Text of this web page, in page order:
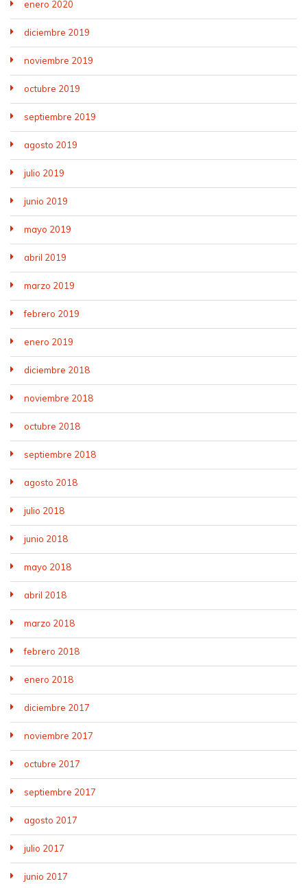
enero 2020
diciembre 2019
noviembre 2019
octubre 2019
septiembre 2019
agosto 2019
julio 2019
junio 2019
mayo 2019
abril 2019
marzo 2019
febrero 2019
enero 2019
diciembre 2018
noviembre 2018
octubre 2018
septiembre 2018
agosto 2018
julio 2018
junio 2018
mayo 2018
abril 2018
marzo 2018
febrero 2018
enero 2018
diciembre 2017
noviembre 2017
octubre 2017
septiembre 2017
agosto 2017
julio 2017
junio 2017